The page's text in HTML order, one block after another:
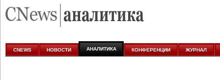
аналитике
CNEWS НОВОСТИ АНАЛИТИКА КОНФЕРЕНЦИИ ЖУРНАЛ